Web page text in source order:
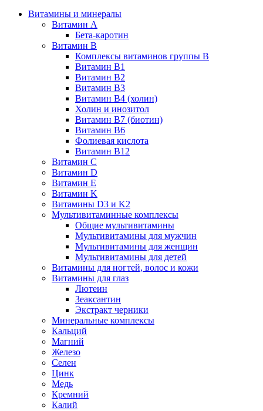
Витамины и минералы
Витамин A
Бета-каротин
Витамин B
Комплексы витаминов группы B
Витамин B1
Витамин B2
Витамин B3
Витамин B4 (холин)
Холин и инозитол
Витамин B7 (биотин)
Витамин B6
Фолиевая кислота
Витамин B12
Витамин C
Витамин D
Витамин E
Витамин K
Витамины D3 и K2
Мультивитаминные комплексы
Общие мультивитамины
Мультивитамины для мужчин
Мультивитамины для женщин
Мультивитамины для детей
Витамины для ногтей, волос и кожи
Витамины для глаз
Лютеин
Зеаксантин
Экстракт черники
Минеральные комплексы
Кальций
Магний
Железо
Селен
Цинк
Медь
Кремний
Калий